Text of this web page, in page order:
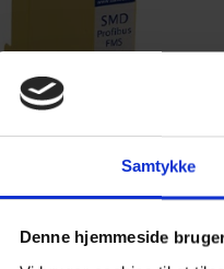
Samtykke
Denne hjemmeside
FMS DIN